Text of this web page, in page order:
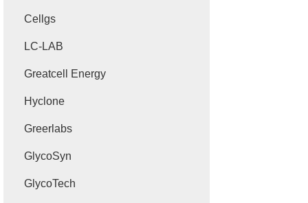
Cellgs
LC-LAB
Greatcell Energy
Hyclone
Greerlabs
GlycoSyn
GlycoTech